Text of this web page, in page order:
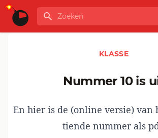
Ga naar de inhoud
GLOBALINFO
Zoeken
KLASSE
nummer 10 is
En hier is de (online versie) van
tiende nummer als